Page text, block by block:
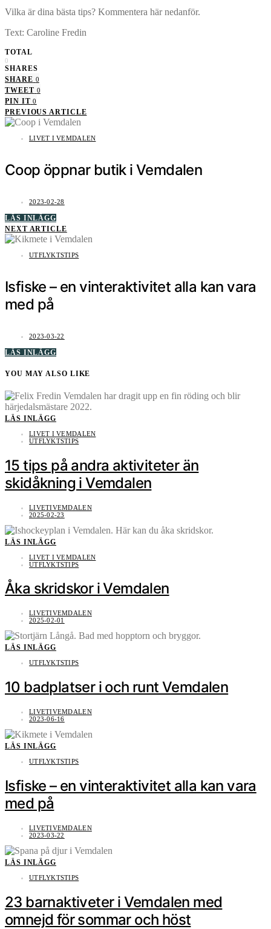
Vilka är dina bästa tips? Kommentera här nedanför.
Text: Caroline Fredin
TOTAL
0
SHARES
SHARE 0
TWEET 0
PIN IT 0
PREVIOUS ARTICLE
LIVET I VEMDALEN
Coop öppnar butik i Vemdalen
2023-02-28
LÄS INLÄGG
NEXT ARTICLE
UTFLYKTSTIPS
Isfiske – en vinteraktivitet alla kan vara
med på
2023-03-22
LÄS INLÄGG
YOU MAY ALSO LIKE
LÄS INLÄGG
LIVET I VEMDALEN
UTFLYKTSTIPS
15 tips på andra aktiviteter än
skidåkning i Vemdalen
LIVETIVEMDALEN
2025-02-23
LÄS INLÄGG
LIVET I VEMDALEN
UTFLYKTSTIPS
Åka skridskor i Vemdalen
LIVETIVEMDALEN
2025-02-01
LÄS INLÄGG
UTFLYKTSTIPS
10 badplatser i och runt Vemdalen
LIVETIVEMDALEN
2023-06-16
LÄS INLÄGG
UTFLYKTSTIPS
Isfiske – en vinteraktivitet alla kan vara
med på
LIVETIVEMDALEN
2023-03-22
LÄS INLÄGG
UTFLYKTSTIPS
23 barnaktiveter i Vemdalen med
omnejd för sommar och höst